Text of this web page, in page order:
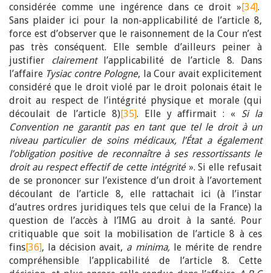
considérée comme une ingérence dans ce droit »[34].
Sans plaider ici pour la non-applicabilité de l’article 8,
force est d’observer que le raisonnement de la Cour n’est
pas très conséquent. Elle semble d’ailleurs peiner à
justifier clairement l’applicabilité de l’article 8. Dans
l’affaire Tysiac contre Pologne, la Cour avait explicitement
considéré que le droit violé par le droit polonais était le
droit au respect de l’intégrité physique et morale (qui
découlait de l’article 8)[35]. Elle y affirmait : « Si la
Convention ne garantit pas en tant que tel le droit à un
niveau particulier de soins médicaux, l’État a également
l’obligation positive de reconnaître à ses ressortissants le
droit au respect effectif de cette intégrité». Si elle refusait
de se prononcer sur l’existence d’un droit à l’avortement
découlant de l’article 8, elle rattachait ici (à l’instar
d’autres ordres juridiques tels que celui de la France) la
question de l’accès à l’IMG au droit à la santé. Pour
critiquable que soit la mobilisation de l’article 8 à ces
fins[36], la décision avait, a minima, le mérite de rendre
compréhensible l’applicabilité de l’article 8. Cette